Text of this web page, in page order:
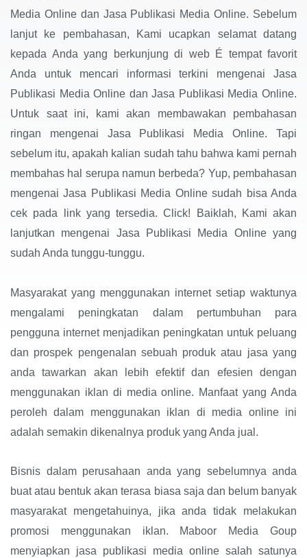
Media Online dan Jasa Publikasi Media Online. Sebelum
lanjut ke pembahasan, Kami ucapkan selamat datang
kepada Anda yang berkunjung di web É tempat favorit
Anda untuk mencari informasi terkini mengenai Jasa
Publikasi Media Online dan Jasa Publikasi Media Online.
Untuk saat ini, kami akan membawakan pembahasan
ringan mengenai Jasa Publikasi Media Online. Tapi
sebelum itu, apakah kalian sudah tahu bahwa kami pernah
membahas hal serupa namun berbeda? Yup, pembahasan
mengenai Jasa Publikasi Media Online sudah bisa Anda
cek pada link yang tersedia. Click! Baiklah, Kami akan
lanjutkan mengenai Jasa Publikasi Media Online yang
sudah Anda tunggu-tunggu.
Masyarakat yang menggunakan internet setiap waktunya
mengalami peningkatan dalam pertumbuhan para
pengguna internet menjadikan peningkatan untuk peluang
dan prospek pengenalan sebuah produk atau jasa yang
anda tawarkan akan lebih efektif dan efesien dengan
menggunakan iklan di media online. Manfaat yang Anda
peroleh dalam menggunakan iklan di media online ini
adalah semakin dikenalnya produk yang Anda jual.
Bisnis dalam perusahaan anda yang sebelumnya anda
buat atau bentuk akan terasa biasa saja dan belum banyak
masyarakat mengetahuinya, jika anda tidak melakukan
promosi menggunakan iklan. Maboor Media Goup
menyiapkan jasa publikasi media online salah satunya